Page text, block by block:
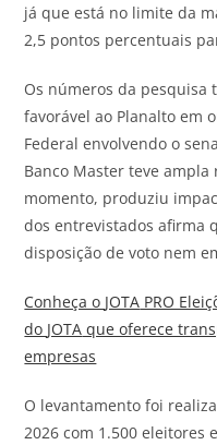
já que está no limite da
2,5 pontos percentuais
Os números da pesquisa
favorável ao Planalto em
Federal envolvendo o
Banco Master teve ampla
momento, produziu
dos entrevistados afirma
disposição de voto nem
Conheça o JOTA PRO
do JOTA que oferece
empresas
O levantamento foi
2026 com 1.500 eleitores